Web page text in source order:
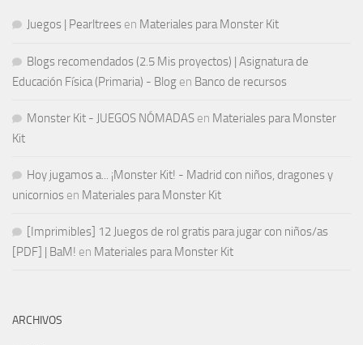
Juegos | Pearltrees en Materiales para Monster Kit
Blogs recomendados (2.5 Mis proyectos) | Asignatura de
Educación Física (Primaria) - Blog en Banco de recursos
Monster Kit - JUEGOS NÓMADAS en Materiales para Monster
Kit
Hoy jugamos a... ¡Monster Kit! - Madrid con niños, dragones y
unicornios en Materiales para Monster Kit
[Imprimibles] 12 Juegos de rol gratis para jugar con niños/as
[PDF] | BaM! en Materiales para Monster Kit
ARCHIVOS